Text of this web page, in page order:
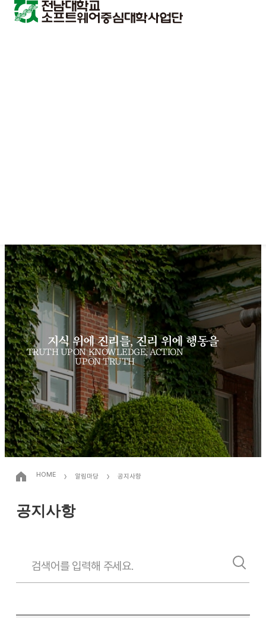
지식 위에 진리를, 진리 위에 행동을
TRUTH UPON KNOWLEDGE, ACTION
UPON TRUTH
HOME › 알림마당 › 공지사항
공지사항